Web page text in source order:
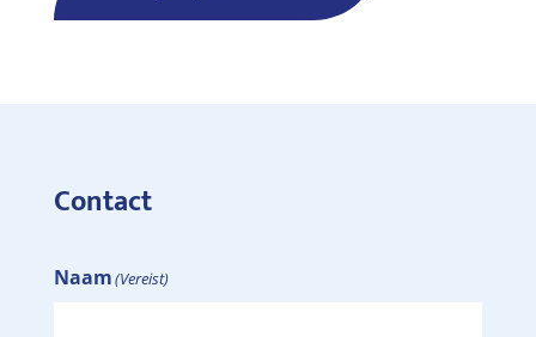
Contact
Naam(Vereist)